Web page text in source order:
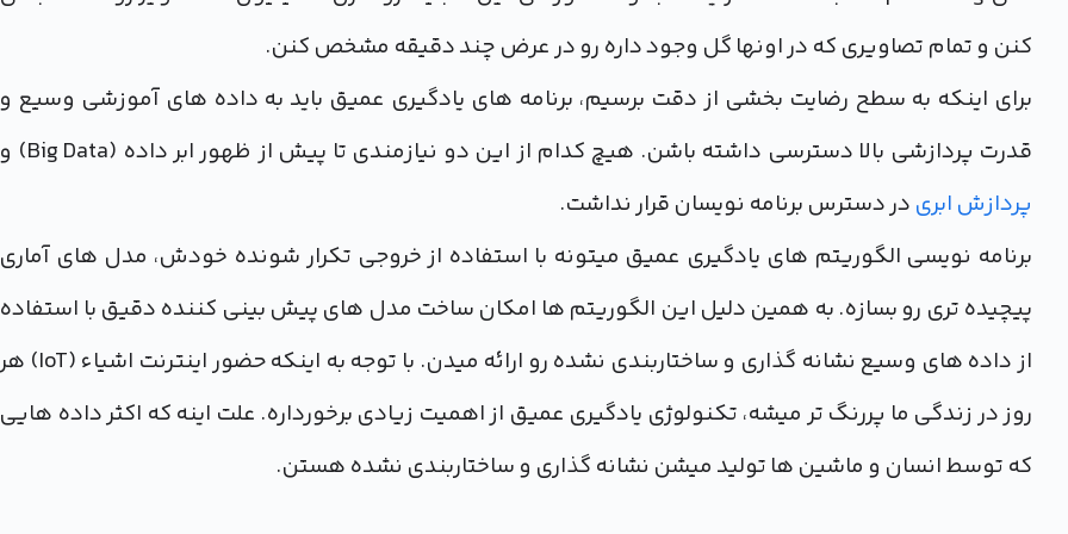
کنن و تمام تصاویری که در اونها گل وجود داره رو در عرض چند دقیقه مشخص کنن.
برای اینکه به سطح رضایت بخشی از دقت برسیم، برنامه های یادگیری عمیق باید به داده های آموزشی وسیع و
قدرت پردازشی بالا دسترسی داشته باشن. هیچ کدام از این دو نیازمندی تا پیش از ظهور ابر داده (Big Data) و
پردازش ابری در دسترس برنامه نویسان قرار نداشت.
برنامه نویسی الگوریتم های یادگیری عمیق میتونه با استفاده از خروجی تکرار شونده خودش، مدل های آماری
پیچیده تری رو بسازه. به همین دلیل این الگوریتم ها امکان ساخت مدل های پیش بینی کننده دقیق با استفاده
از داده های وسیع نشانه گذاری و ساختاربندی نشده رو ارائه میدن. با توجه به اینکه حضور اینترنت اشیاء (IoT) هر
روز در زندگی ما پررنگ تر میشه، تکنولوژی یادگیری عمیق از اهمیت زیادی برخورداره. علت اینه که اکثر داده هایی
که توسط انسان و ماشین ها تولید میشن نشانه گذاری و ساختاربندی نشده هستن.